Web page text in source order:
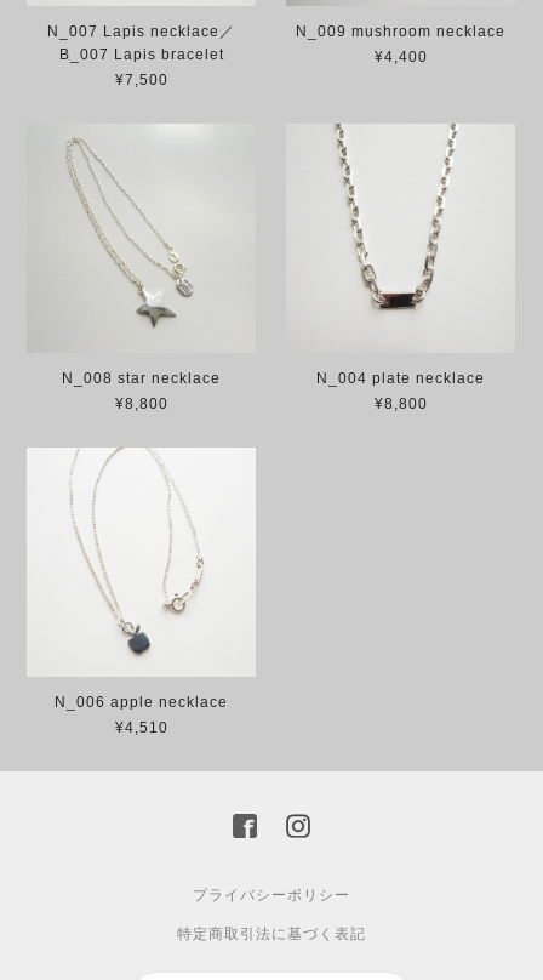
N_007 Lapis necklace／
B_007 Lapis bracelet
¥7,500
N_009 mushroom necklace
¥4,400
N_008 star necklace
¥8,800
N_004 plate necklace
¥8,800
N_006 apple necklace
¥4,510
プライバシーポリシー
特定商取引法に基づく表記